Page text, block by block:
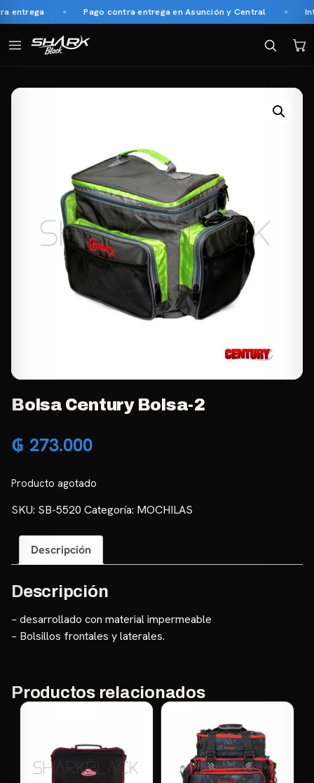
Pago contra entrega en Asunción y Central
Bolsa Century Bolsa-2
₲ 273.000
Producto agotado
SKU: SB-5520 Categoría: MOCHILAS
Descripción
Descripción
– desarrollado con material impermeable
– Bolsillos frontales y laterales.
Productos relacionados